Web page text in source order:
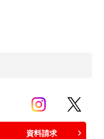
資料請求